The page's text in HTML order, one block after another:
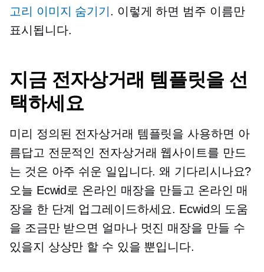
고리 이미지 숨기기 . 이렇게 하면 범주 이름만
표시됩니다.
지금 전자상거래 템플릿을 선
택하세요
미리 정의된 전자상거래 템플릿을 사용하면 아
름답고 전문적인 전자상거래 웹사이트를 만드
는 것은 아주 쉬운 일입니다. 왜 기다리시나요?
오늘 Ecwid로 온라인 매장을 만들고 온라인 매
장을 한 단계 업그레이드하세요. Ecwid의 도움
을 조금만 받으면 얼마나 멋진 매장을 만들 수
있을지 상상만 할 수 있을 뿐입니다.